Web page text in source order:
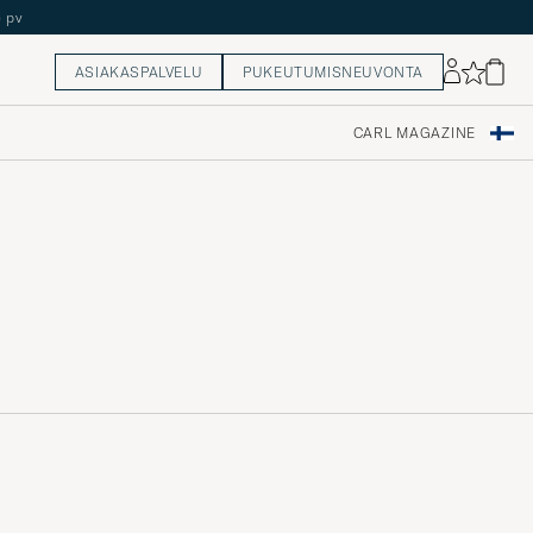
pv
ASIAKASPALVELU PUKEUTUMISNEUVONTA
CARL MAGAZINE